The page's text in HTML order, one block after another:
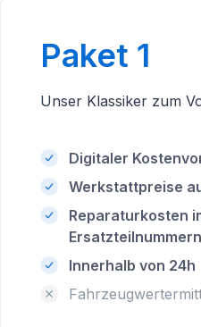
Paket 1
Unser Klassiker zum
Digitaler
Werkstattpreise
Reparaturkosten
Ersatzteilnummern
Innerhalb von 24h